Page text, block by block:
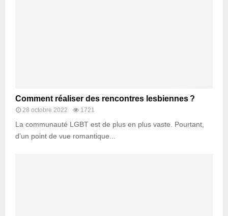
Comment réaliser des rencontres lesbiennes ?
28 octobre 2022 1721
La communauté LGBT est de plus en plus vaste. Pourtant,
d’un point de vue romantique...